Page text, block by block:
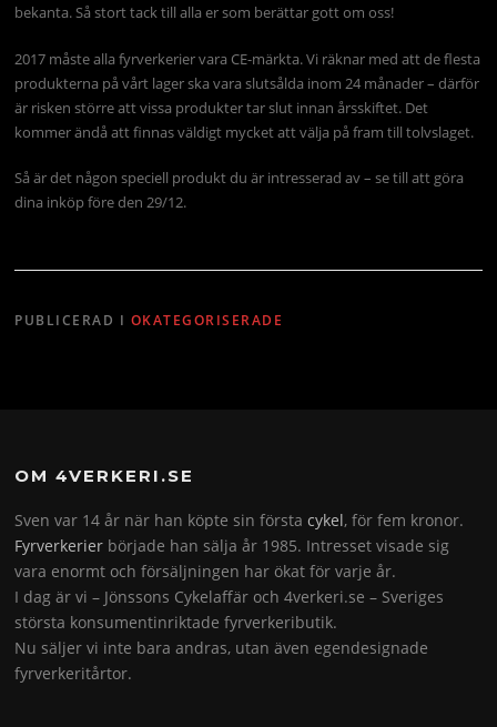
bekanta. Så stort tack till alla er som berättar gott om oss!
2017 måste alla fyrverkerier vara CE-märkta. Vi räknar med att de flesta
produkterna på vårt lager ska vara slutsålda inom 24 månader – därför
är risken större att vissa produkter tar slut innan årsskiftet. Det
kommer ändå att finnas väldigt mycket att välja på fram till tolvslaget.
Så är det någon speciell produkt du är intresserad av – se till att göra
dina inköp före den 29/12.
PUBLICERAD I OKATEGORISERADE
OM 4VERKERI.SE
Sven var 14 år när han köpte sin förstacykel, för fem kronor.
Fyrverkerier började han sälja år 1985. Intresset visade sig
vara enormt och försäljningen har ökat för varje år.
I dag är vi – Jönssons Cykelaffär och 4verkeri.se – Sveriges
största konsumentinriktade fyrverkeributik.
Nu säljer vi inte bara andras, utan även egendesignade
fyrverkeritårtor.